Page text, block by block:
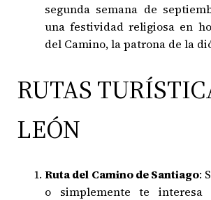
segunda semana de
una festividad religiosa en
del Camino, la patrona de la
RUTAS
LEÓN
Ruta del Camino de Santiago:
o simplemente te